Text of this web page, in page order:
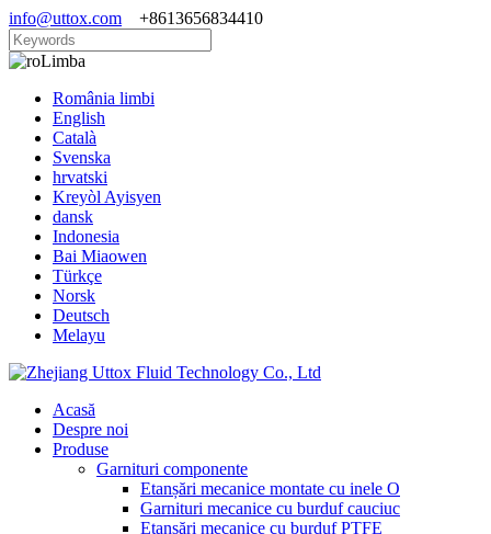
info@uttox.com +8613656834410
Limba
România limbi
English
Català
Svenska
hrvatski
Kreyòl Ayisyen
dansk
Indonesia
Bai Miaowen
Türkçe
Norsk
Deutsch
Melayu
Acasă
Despre noi
Produse
Garnituri componente
Etanșări mecanice montate cu inele O
Garnituri mecanice cu burduf cauciuc
Etanșări mecanice cu burduf PTFE